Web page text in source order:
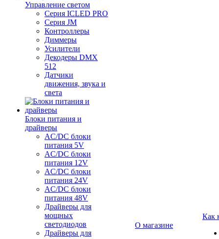
Управление светом
Серия ICLED PRO
Серия JM
Контроллеры
Диммеры
Усилители
Декодеры DMX
512
Датчики
движения, звука и
света
Блоки питания и
драйверы
AC/DC блоки
питания 5V
AC/DC блоки
питания 12V
AC/DC блоки
питания 24V
AC/DC блоки
питания 48V
Драйверы для
мощных
светодиодов
Драйверы для
О магазине
Как